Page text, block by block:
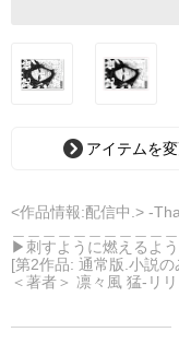
アイテムを
<作品情報:配信中.> -
▶︎刺すように燃えるよ
[第2作品: 通常版.小説の
＜著者＞ 凛々風 猛-リ
英語版: https://
＿＿＿＿＿＿＿＿＿＿